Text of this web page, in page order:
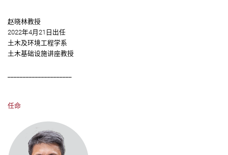
赵晓林教授
2022年4月21日出任
土木及环境工程学系
土木基础设施讲座教授
任命